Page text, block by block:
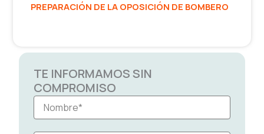
PREPARACIÓN DE LA OPOSICIÓN DE BOMBERO
TE INFORMAMOS SIN
COMPROMISO